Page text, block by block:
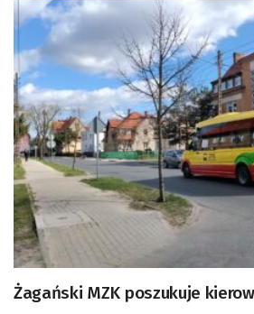
Żagański MZK poszukuje